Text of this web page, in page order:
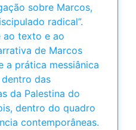
sobre Marcos,
radical”.
ao texto e ao
de Marcos
a prática messiânica
das
da Palestina do
dentro do quadro
contemporâneas.